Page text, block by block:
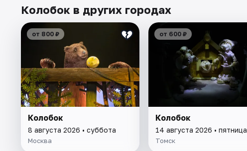
Колобок в других городах
от 800 ₽
Колобок
8 августа 2026 • суббота
Москва
от 600 ₽
Колобок
14 августа 2026 • пятница
Томск